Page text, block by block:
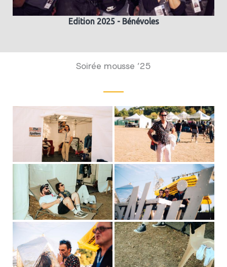
Edition 2025 - Bénévoles
Soirée mousse ’25